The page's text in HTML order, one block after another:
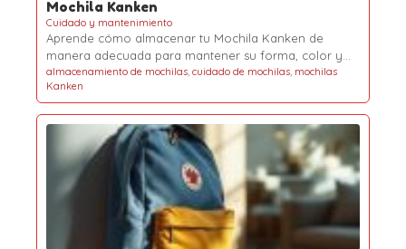
Mochila Kanken
Cuidado y mantenimiento
Aprende cómo almacenar tu Mochila Kanken de
manera adecuada para mantener su forma, color y…
almacenamiento de mochilas, cuidado de mochilas, mochilas
Kanken